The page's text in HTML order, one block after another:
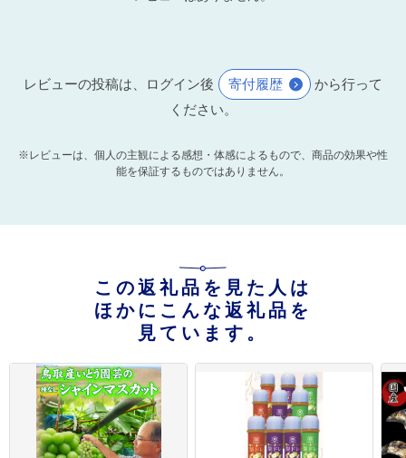
レビューの投稿は、ログイン後 寄付履歴
から行って
ください。
※レビューは、個人の主観による感想・体感によるもので、商品の効果や性
能を保証するものではありません。
この返礼品を見た人は
ほかにこんな返礼品を
見ています。